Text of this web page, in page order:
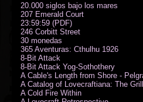
20.000 siglos bajo los mares
207 Emerald Court
23:59:59 (PDF)
246 Corbitt Street
30 monedas
365 Aventuras: Cthulhu 1926
8-Bit Attack
8-Bit Attack Yog-Sothothery
A Cable's Length from Shore -
A Catalog of Lovecraftiana: The
A Cold Fire Within